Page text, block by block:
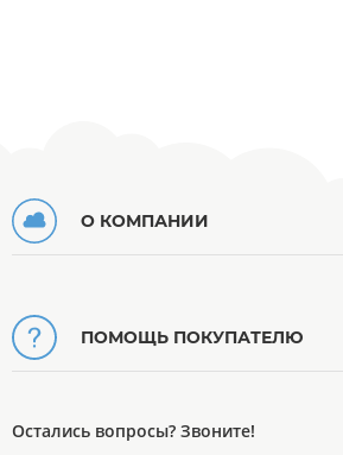
О КОМПАНИИ
ПОМОЩЬ ПОКУПАТЕЛЮ
Остались вопросы? Звоните!